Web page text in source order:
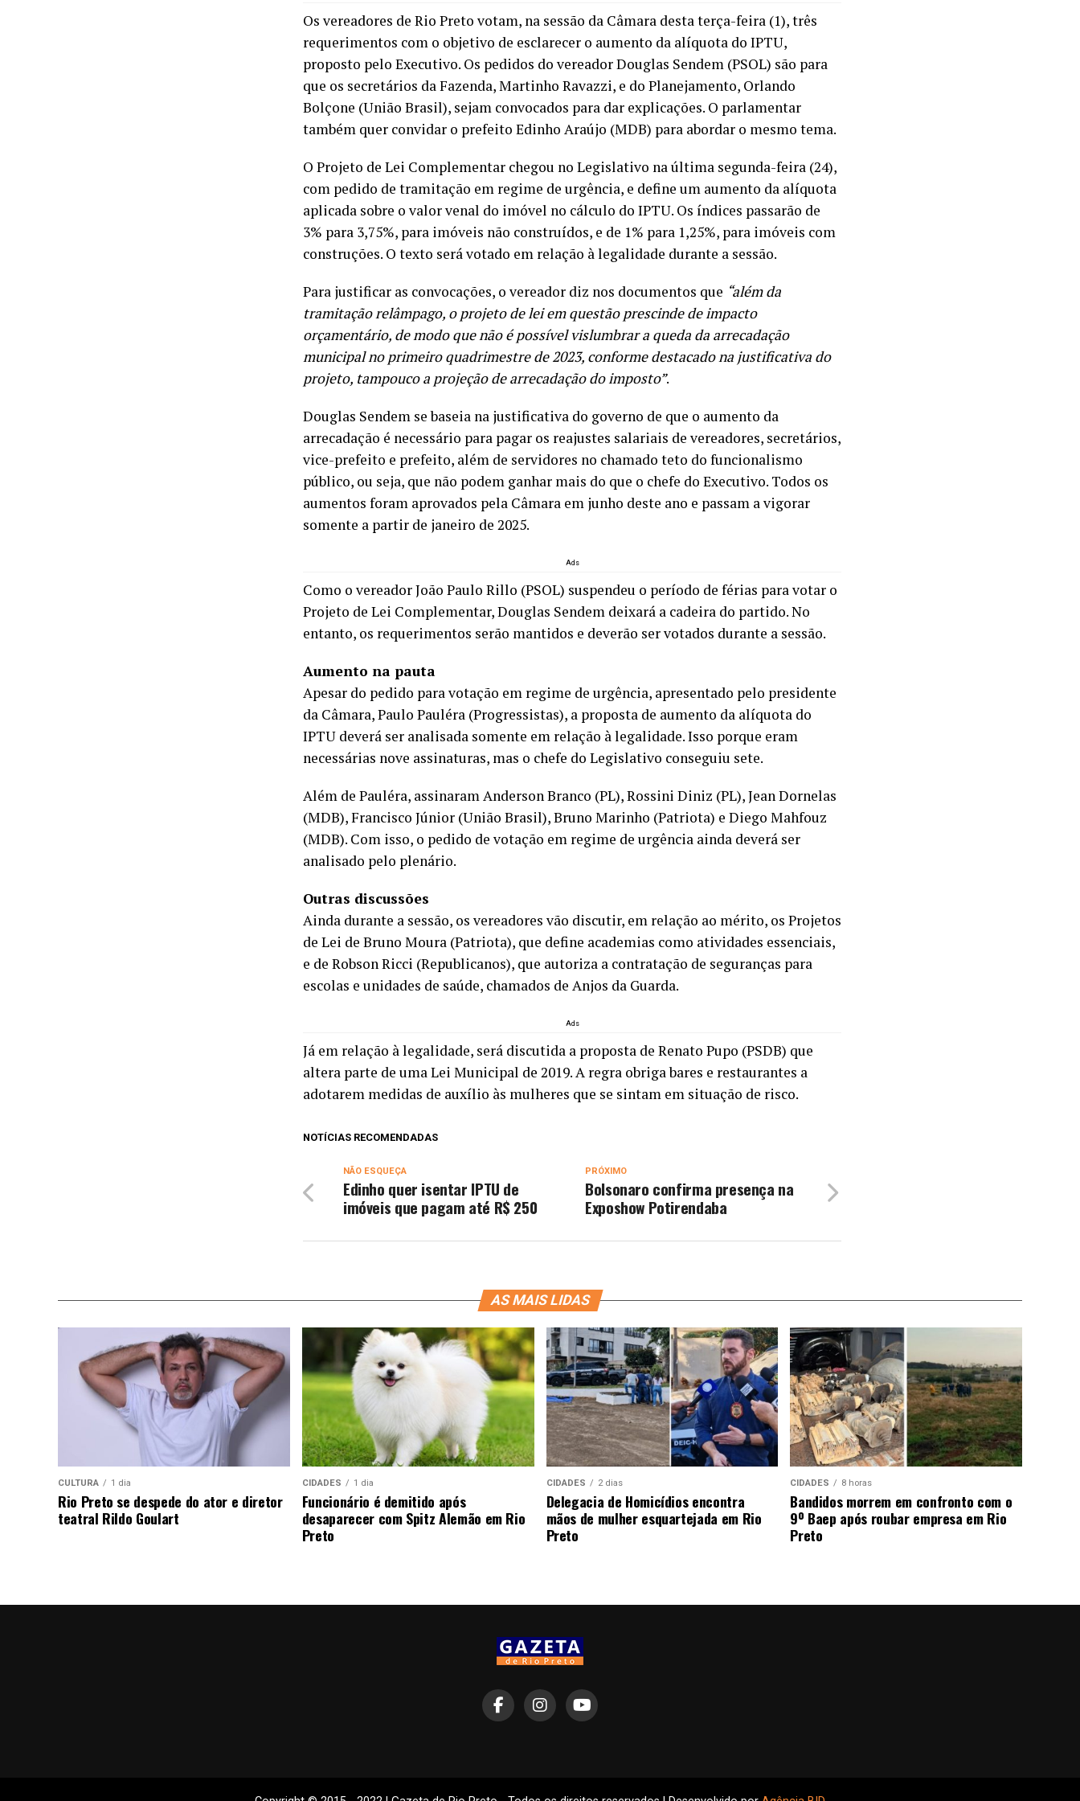
Os vereadores de Rio Preto votam, na sessão da Câmara desta terça-feira (1), três
requerimentos com o objetivo de esclarecer o aumento da alíquota do IPTU,
proposto pelo Executivo. Os pedidos do vereador Douglas Sendem (PSOL) são para
que os secretários da Fazenda, Martinho Ravazzi, e do Planejamento, Orlando
Bolçone (União Brasil), sejam convocados para dar explicações. O parlamentar
também quer convidar o prefeito Edinho Araújo (MDB) para abordar o mesmo tema.
O Projeto de Lei Complementar chegou no Legislativo na última segunda-feira (24),
com pedido de tramitação em regime de urgência, e define um aumento da alíquota
aplicada sobre o valor venal do imóvel no cálculo do IPTU. Os índices passarão de
3% para 3,75%, para imóveis não construídos, e de 1% para 1,25%, para imóveis com
construções. O texto será votado em relação à legalidade durante a sessão.
Para justificar as convocações, o vereador diz nos documentos que “além da
tramitação relâmpago, o projeto de lei em questão prescinde de impacto
orçamentário, de modo que não é possível vislumbrar a queda da arrecadação
municipal no primeiro quadrimestre de 2023, conforme destacado na justificativa do
projeto, tampouco a projeção de arrecadação do imposto”.
Douglas Sendem se baseia na justificativa do governo de que o aumento da
arrecadação é necessário para pagar os reajustes salariais de vereadores, secretários,
vice-prefeito e prefeito, além de servidores no chamado teto do funcionalismo
público, ou seja, que não podem ganhar mais do que o chefe do Executivo. Todos os
aumentos foram aprovados pela Câmara em junho deste ano e passam a vigorar
somente a partir de janeiro de 2025.
Ads
Como o vereador João Paulo Rillo (PSOL) suspendeu o período de férias para votar o
Projeto de Lei Complementar, Douglas Sendem deixará a cadeira do partido. No
entanto, os requerimentos serão mantidos e deverão ser votados durante a sessão.
Aumento na pauta
Apesar do pedido para votação em regime de urgência, apresentado pelo presidente
da Câmara, Paulo Pauléra (Progressistas), a proposta de aumento da alíquota do
IPTU deverá ser analisada somente em relação à legalidade. Isso porque eram
necessárias nove assinaturas, mas o chefe do Legislativo conseguiu sete.
Além de Pauléra, assinaram Anderson Branco (PL), Rossini Diniz (PL), Jean Dornelas
(MDB), Francisco Júnior (União Brasil), Bruno Marinho (Patriota) e Diego Mahfouz
(MDB). Com isso, o pedido de votação em regime de urgência ainda deverá ser
analisado pelo plenário.
Outras discussões
Ainda durante a sessão, os vereadores vão discutir, em relação ao mérito, os Projetos
de Lei de Bruno Moura (Patriota), que define academias como atividades essenciais,
e de Robson Ricci (Republicanos), que autoriza a contratação de seguranças para
escolas e unidades de saúde, chamados de Anjos da Guarda.
Ads
Já em relação à legalidade, será discutida a proposta de Renato Pupo (PSDB) que
altera parte de uma Lei Municipal de 2019. A regra obriga bares e restaurantes a
adotarem medidas de auxílio às mulheres que se sintam em situação de risco.
NOTÍCIAS RECOMENDADAS
PRÓXIMO
Bolsonaro confirma presença na
Exposhow Potirendaba
NÃO ESQUEÇA
Edinho quer isentar IPTU de
imóveis que pagam até R$ 250
AS MAIS LIDAS
CULTURA 1 dia
Rio Preto se despede do ator e diretor
teatral Rildo Goulart
CIDADES 1 dia
Funcionário é demitido após
desaparecer com Spitz Alemão em Rio
Preto
CIDADES 2 dias
Delegacia de Homicídios encontra
mãos de mulher esquartejada em Rio
Preto
CIDADES 8 horas
Bandidos morrem em confronto com o
9º Baep após roubar empresa em Rio
Preto